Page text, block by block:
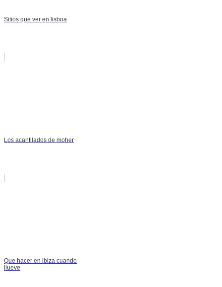
Sitios que ver en lisboa
Los acantilados de moher
Que hacer en ibiza cuando
llueve